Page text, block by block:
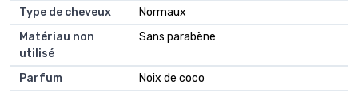
Type de cheveux
Normaux
Matériau non
utilisé
Sans parabène
Parfum
Noix de coco